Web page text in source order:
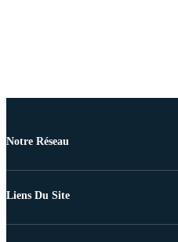
Notre Réseau
Liens Du Site